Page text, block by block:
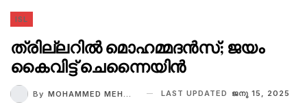
ISL
ത്രില്ലറിൽ മൊഹമ്മദൻസ്; ജയം
കൈവിട്ട് ചെന്നൈയിൻ
By MOHAMMED MEHROOF T LAST UPDATED ജനു 15, 2025